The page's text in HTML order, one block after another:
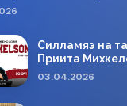
Силламяэ на
Приита
меняет
03.04.2026